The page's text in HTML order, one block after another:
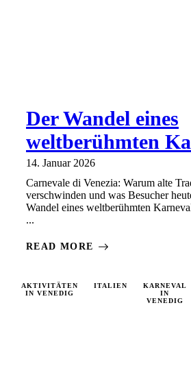
Der Wandel eines
weltberühmten
14. Januar 2026
Carnevale di Venezia: Warum alte
verschwinden und was Besucher
Wandel eines weltberühmten
...
READ MORE
AKTIVITÄTEN
IN VENEDIG
ITALIEN
KARNEVAL
IN
VENEDIG